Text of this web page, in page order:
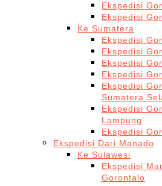
Ekspedisi
Ekspedisi
Ke Sumatera
Ekspedisi
Ekspedisi
Ekspedisi
Ekspedisi
Ekspedisi
Sumatera
Ekspedisi
Lampung
Ekspedisi
Ekspedisi Dari Manado
Ke Sulawesi
Ekspedisi
Gorontalo